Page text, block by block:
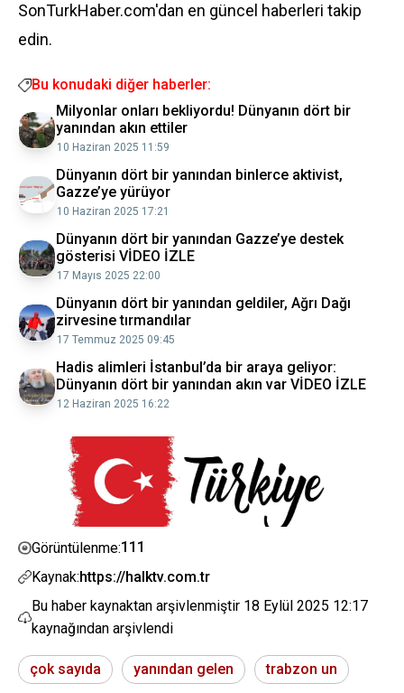
SonTurkHaber.com'dan en güncel haberleri takip
edin.
Bu konudaki diğer haberler:
Milyonlar onları bekliyordu! Dünyanın dört bir
yanından akın ettiler
10 Haziran 2025 11:59
Dünyanın dört bir yanından binlerce aktivist,
Gazze’ye yürüyor
10 Haziran 2025 17:21
Dünyanın dört bir yanından Gazze’ye destek
gösterisi VİDEO İZLE
17 Mayıs 2025 22:00
Dünyanın dört bir yanından geldiler, Ağrı Dağı
zirvesine tırmandılar
17 Temmuz 2025 09:45
Hadis alimleri İstanbul’da bir araya geliyor:
Dünyanın dört bir yanından akın var VİDEO İZLE
12 Haziran 2025 16:22
Görüntülenme:111
Kaynak:https://halktv.com.tr
Bu haber kaynaktan arşivlenmiştir 18 Eylül 2025 12:17
kaynağından arşivlendi
çok sayıda yanından gelen trabzon un